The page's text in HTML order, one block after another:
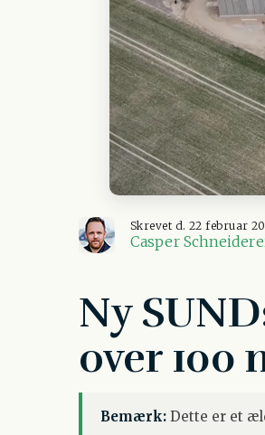
Skrevet d. 22 februar
Casper
Ny
over 100
Bemærk: Dette er et